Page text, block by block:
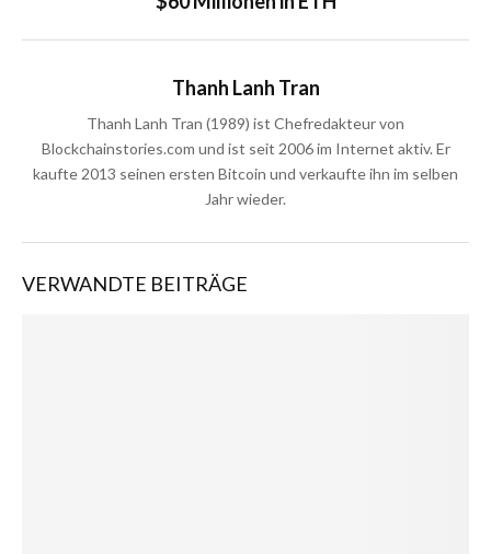
Thanh Lanh Tran
Thanh Lanh Tran (1989) ist Chefredakteur von
Blockchainstories.com und ist seit 2006 im Internet aktiv. Er
kaufte 2013 seinen ersten Bitcoin und verkaufte ihn im selben
Jahr wieder.
VERWANDTE BEITRÄGE